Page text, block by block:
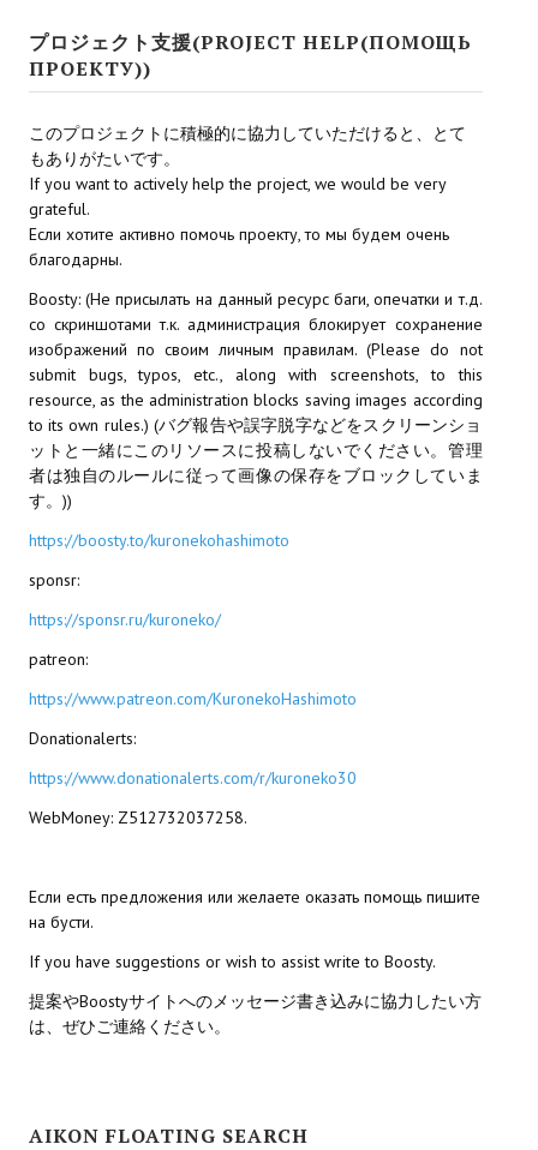
Doom 3 Remaster Fan Edition
X2 - The Threat Remaster Fan Edition
Quake III Arena Remaster Fan Edition
Star Trek Voyager Elite Force Remaster Fan Edition
Aliens versus Predator 1 Remaster Fan Edition
Aliens versus Predator 2 Remaster Fan Edition
Age of Pirates: Caribbean Tales Remaster Fan Edition
Sea Dogs - City of Abandoned Ships Remaster Fan Edition
NEKOPARA
Nekopara Vol2 (Rus Version)
プロジェクト支援(PROJECT HELP(ПОМОЩЬ
ПРОЕКТУ))
このプロジェクトに積極的に協力していただけると、とて
もありがたいです。
If you want to actively help the project, we would be very
grateful.
Если хотите активно помочь проекту, то мы будем очень
благодарны.
Boosty: (Не присылать на данный ресурс баги, опечатки и т.д.
со скриншотами т.к. администрация блокирует сохранение
изображений по своим личным правилам. (Please do not
submit bugs, typos, etc., along with screenshots, to this
resource, as the administration blocks saving images according
to its own rules.) (バグ報告や誤字脱字などをスクリーンショ
ットと一緒にこのリソースに投稿しないでください。管理
者は独自のルールに従って画像の保存をブロックしていま
す。))
https://boosty.to/kuronekohashimoto
sponsr:
https://sponsr.ru/kuroneko/
patreon:
https://www.patreon.com/KuronekoHashimoto
Donationalerts:
https://www.donationalerts.com/r/kuroneko30
WebMoney: Z512732037258.
Если есть предложения или желаете оказать помощь пишите
на бусти.
If you have suggestions or wish to assist write to Boosty.
提案やBoostyサイトへのメッセージ書き込みに協力したい方
は、ぜひご連絡ください。
AIKON FLOATING SEARCH